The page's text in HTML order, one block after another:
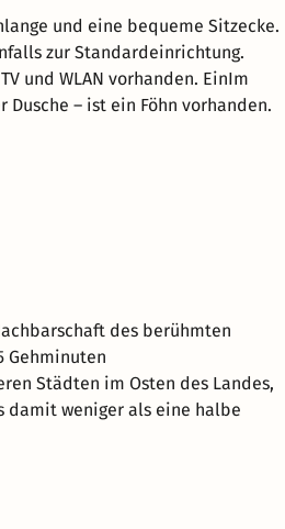
und eine bequeme Sitzecke.
zur Standardeinrichtung.
und WLAN vorhanden. EinIm
– ist ein Föhn vorhanden.
des berühmten
Gehminuten
Städten im Osten des Landes,
damit weniger als eine halbe